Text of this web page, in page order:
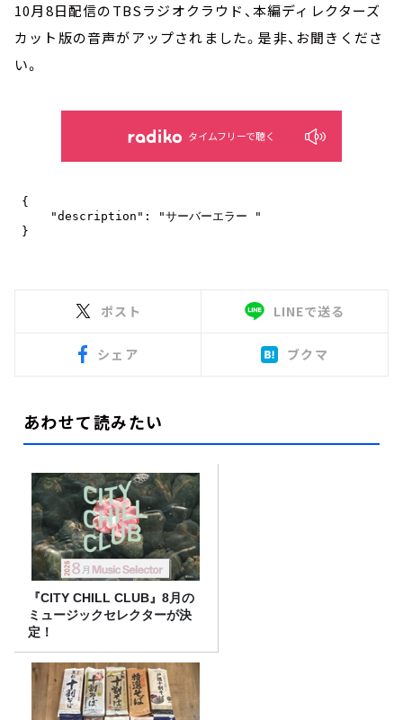
10月8日配信のTBSラジオクラウド、本編ディレクターズ
カット版の音声がアップされました。是非、お聞きくださ
い。
タイムフリーで聴く
ポスト LINEで送る
シェア ブクマ
あわせて読みたい
『CITY CHILL CLUB』8月の
ミュージックセレクターが決
定！